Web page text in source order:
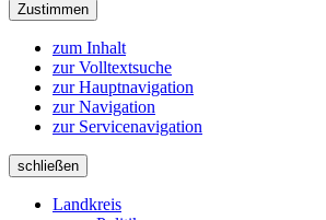
Zustimmen
zum Inhalt
zur Volltextsuche
zur Hauptnavigation
zur Navigation
zur Servicenavigation
schließen
Landkreis